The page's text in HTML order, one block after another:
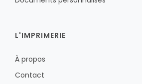
L'IMPRIMERIE
À propos
Contact